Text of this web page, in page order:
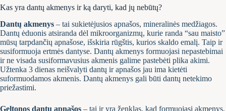
Kas yra dantų akmenys ir ką daryti, kad jų nebūtų?
Dantų akmenys – tai sukietėjusios apnašos, mineralinės medžiagos.
Dantų ėduonis atsiranda dėl mikroorganizmų, kurie randa “sau maisto”
mūsų tarpdančių apnašose, išskiria rūgštis, kurios skaldo emalį. Taip ir
susiformuoja ertmės dantyse. Dantų akmenys formuojasi nepastebimai
ir ne visada susiformavusius akmenis galime pastebėti plika akimi.
Užtenka 3 dienas neišvalyti dantų ir apnašos jau ima kietėti
suformuodamos akmenis. Dantų akmenys gali būti dantų netekimo
priežastimi.
Geltonos dantų apnašos – tai ir yra ženklas, kad formuojasi akmenys.